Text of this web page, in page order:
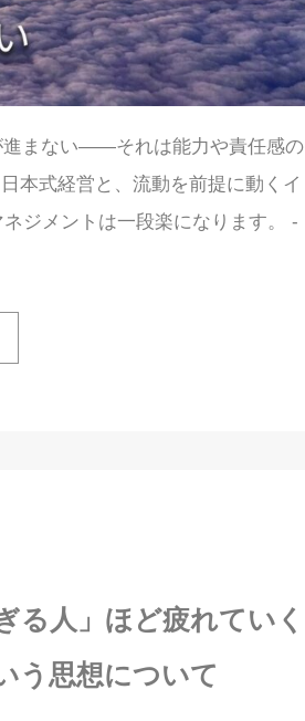
進まない――それは能力や責任感の
本式経営と、流動を前提に動くイ
ジメントは一段楽になります。 -
る人」ほど疲れていく
う思想について